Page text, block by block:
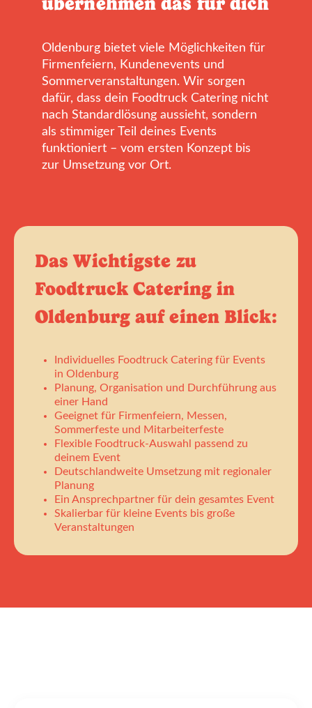
Oldenburg bietet viele Möglichkeiten für
Firmenfeiern, Kundenevents und
Sommerveranstaltungen. Wir sorgen
dafür, dass dein Foodtruck Catering nicht
nach Standardlösung aussieht, sondern
als stimmiger Teil deines Events
funktioniert – vom ersten Konzept bis
zur Umsetzung vor Ort.
Das Wichtigste zu
Foodtruck Catering in
Oldenburg auf einen Blick:
Individuelles Foodtruck Catering für Events
in Oldenburg
Planung, Organisation und Durchführung aus
einer Hand
Geeignet für Firmenfeiern, Messen,
Sommerfeste und Mitarbeiterfeste
Flexible Foodtruck-Auswahl passend zu
deinem Event
Deutschlandweite Umsetzung mit regionaler
Planung
Ein Ansprechpartner für dein gesamtes Event
Skalierbar für kleine Events bis große
Veranstaltungen